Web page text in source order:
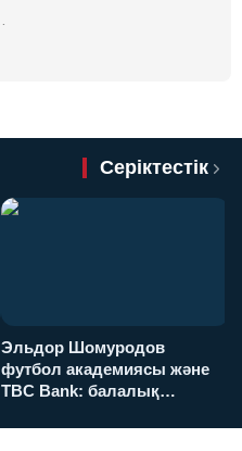
Серіктестік
Эльдор Шомуродов
футбол академиясы және
TBC Bank: балалық